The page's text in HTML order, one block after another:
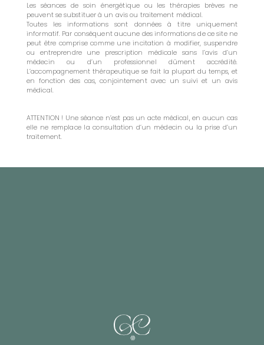
Les séances de soin énergétique ou les thérapies brèves ne
peuvent se substituer à un avis ou traitement médical.
Toutes les informations sont données à titre uniquement
informatif. Par conséquent aucune des informations de ce site ne
peut être comprise comme une incitation à modifier, suspendre
ou entreprendre une prescription médicale sans l’avis d’un
médecin ou d’un professionnel dûment accrédité.
L’accompagnement thérapeutique se fait la plupart du temps, et
en fonction des cas, conjointement avec un suivi et un avis
médical.
ATTENTION ! Une séance n’est pas un acte médical, en aucun cas
elle ne remplace la consultation d’un médecin ou la prise d’un
traitement.